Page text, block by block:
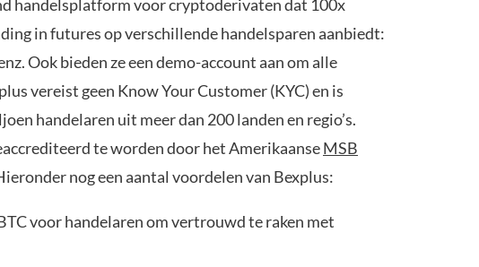
handelsplatform voor cryptoderivaten dat 100x
in futures op verschillende handelsparen aanbiedt:
Ook bieden ze een demo-account aan om alle
vereist geen Know Your Customer (KYC) en is
handelaren uit meer dan 200 landen en regio’s.
te worden door het AmerikaanseMSB
nog een aantal voordelen van Bexplus:
voor handelaren om vertrouwd te raken met